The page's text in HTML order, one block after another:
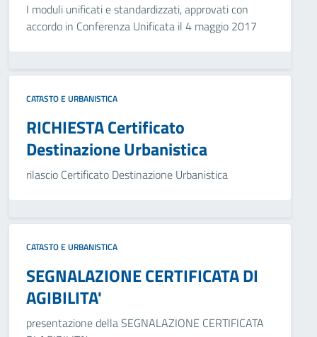
I moduli unificati e standardizzati, approvati con
accordo in Conferenza Unificata il 4 maggio 2017
CATASTO E URBANISTICA
RICHIESTA Certificato
Destinazione Urbanistica
rilascio Certificato Destinazione Urbanistica
CATASTO E URBANISTICA
SEGNALAZIONE CERTIFICATA DI
AGIBILITA'
presentazione della SEGNALAZIONE CERTIFICATA